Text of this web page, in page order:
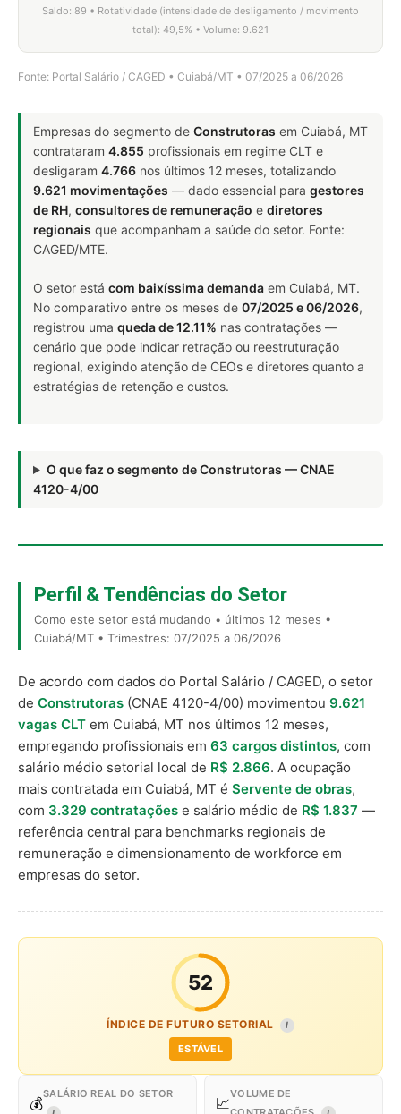
Saldo: 89 • Rotatividade (intensidade de desligamento / movimento
total): 49,5% • Volume: 9.621
Fonte: Portal Salário / CAGED • Cuiabá/MT • 07/2025 a 06/2026
Empresas do segmento de Construtoras em Cuiabá, MT
contrataram 4.855 profissionais em regime CLT e
desligaram 4.766 nos últimos 12 meses, totalizando
9.621 movimentações — dado essencial para gestores
de RH, consultores de remuneração e diretores
regionais que acompanham a saúde do setor. Fonte:
CAGED/MTE.
O setor está com baixíssima demanda em Cuiabá, MT.
No comparativo entre os meses de 07/2025 e 06/2026,
registrou uma queda de 12.11% nas contratações —
cenário que pode indicar retração ou reestruturação
regional, exigindo atenção de CEOs e diretores quanto a
estratégias de retenção e custos.
O que faz o segmento de Construtoras — CNAE
4120-4/00
Perfil & Tendências do Setor
Como este setor está mudando • últimos 12 meses •
Cuiabá/MT • Trimestres: 07/2025 a 06/2026
De acordo com dados do Portal Salário / CAGED, o setor
de Construtoras (CNAE 4120-4/00) movimentou 9.621
vagas CLT em Cuiabá, MT nos últimos 12 meses,
empregando profissionais em 63 cargos distintos, com
salário médio setorial local de R$ 2.866. A ocupação
mais contratada em Cuiabá, MT é Servente de obras,
com 3.329 contratações e salário médio de R$ 1.837 —
referência central para benchmarks regionais de
remuneração e dimensionamento de workforce em
empresas do setor.
52
ÍNDICE DE FUTURO SETORIAL I
ESTÁVEL
💰
SALÁRIO REAL DO SETOR
📈
VOLUME DE